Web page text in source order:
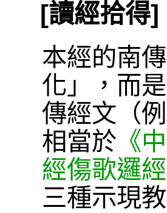
[讀經拾得]
本經的南
化」，而
傳經文（
相當於 《
經傷歌邏經
三種示現